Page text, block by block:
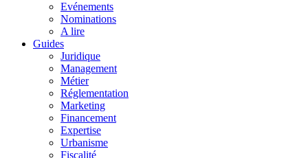
Evénements
Nominations
A lire
Guides
Juridique
Management
Métier
Réglementation
Marketing
Financement
Expertise
Urbanisme
Fiscalité